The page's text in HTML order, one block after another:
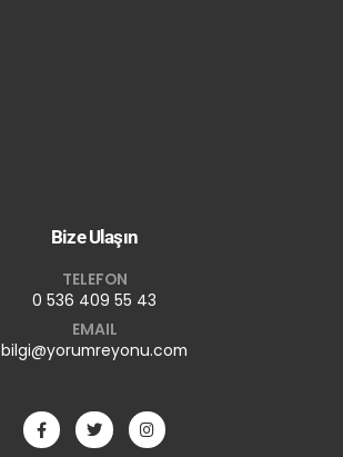
Bize Ulaşın
TELEFON
0 536 409 55 43
EMAIL
bilgi@yorumreyonu.com